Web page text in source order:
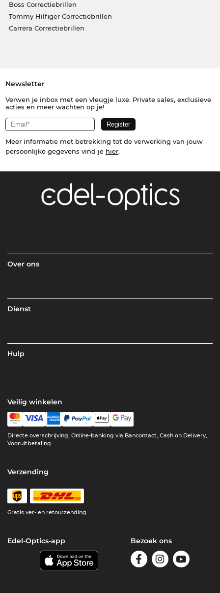
Boss Correctiebrillen
Tommy Hilfiger Correctiebrillen
Carrera Correctiebrillen
Newsletter
Verwen je inbox met een vleugje luxe. Private sales, exclusieve
acties en meer wachten op je!
Meer informatie met betrekking tot de verwerking van jouw
persoonlijke gegevens vind je hier.
Over ons
Dienst
Hulp
Veilig winkelen
Directe overschrijving, Online-banking via Bancontact, Cash on Delivery,
Vooruitbetaling
Verzending
Gratis ver- en retourzending
Edel-Optics-app Bezoek ons